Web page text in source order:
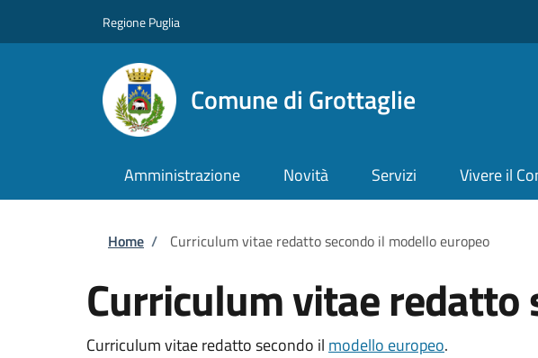
Regione Puglia
Comune di Grottaglie
Amministrazione Novità Servizi Vivere il
Briciole di pane
Home / Curriculum vitae redatto secondo il modello europeo
Curriculum vitae redatto
Curriculum vitae redatto secondo il modello europeo.